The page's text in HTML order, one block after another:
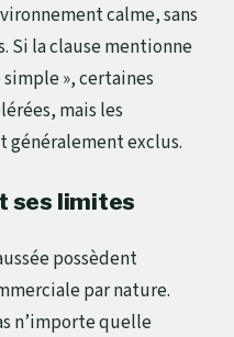
calme, sans
Si la clause mentionne
», certaines
mais les
généralement exclus.
ses limites
possèdent
par nature.
n’importe quelle